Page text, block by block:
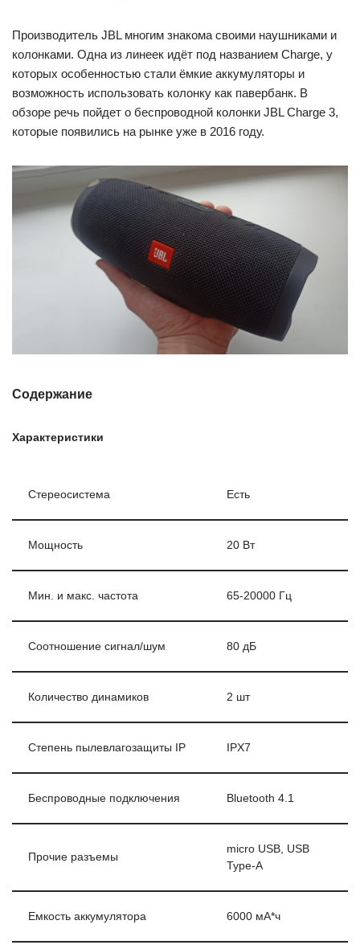
Производитель JBL многим знакома своими наушниками и
колонками. Одна из линеек идёт под названием Charge, у
которых особенностью стали ёмкие аккумуляторы и
возможность использовать колонку как павербанк. В
обзоре речь пойдет о беспроводной колонки JBL Charge 3,
которые появились на рынке уже в 2016 году.
Содержание
Характеристики
Стереосистема Есть
Мощность 20 Вт
Мин. и макс. частота 65-20000 Гц
Соотношение сигнал/шум 80 дБ
Количество динамиков 2 шт
Степень пылевлагозащиты IP IPX7
Беспроводные подключения Bluetooth 4.1
Прочие разъемы
micro USB, USB
Type-A
Емкость аккумулятора 6000 мА*ч